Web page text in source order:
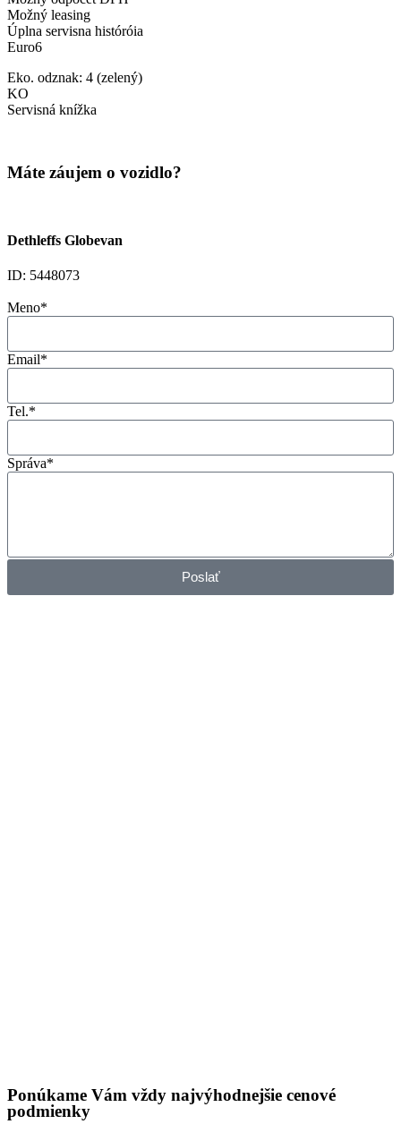
Možný leasing
Úplna servisna históróia
Euro6
Eko. odznak: 4 (zelený)
KO
Servisná knížka
Máte záujem o vozidlo?
Dethleffs Globevan
ID: 5448073
Meno*
Email*
Tel.*
Správa*
Poslať
Ponúkame Vám vždy najvýhodnejšie cenové
podmienky